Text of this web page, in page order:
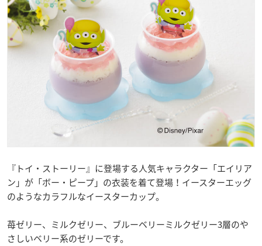
『トイ・ストーリー』に登場する人気キャラクター「エイリア
ン」が「ボー・ピープ」の衣装を着て登場！イースターエッグ
のようなカラフルなイースターカップ。
苺ゼリー、ミルクゼリー、ブルーベリーミルクゼリー3層のや
さしいベリー系のゼリーです。